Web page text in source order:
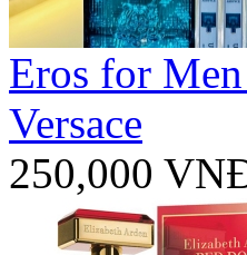
Eros for
Versace
250,000